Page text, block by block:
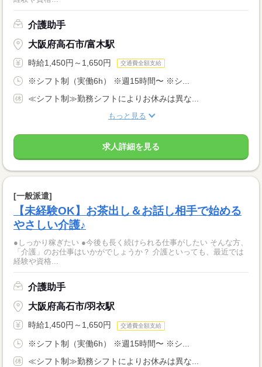
介護助手
大阪府高石市/富木駅
時給1,450円～1,650円 交通費全額支給
※シフト制（実働6h） ※週15時間〜 ※シ...
≪シフト制≫勤務シフトによりお休みは異な...
もっと見る
求人詳細を見る
[一般派遣]
【未経験OK】お茶出し＆お話し相手で始める
やさしい介護♪
●しっかり稼ぎたい ●今後も長く続けられる仕事がしたい そんな方、
「介護」のお仕事はいかがでしょうか？ 介護といっても、最近では
経験や資格...
介護助手
大阪府高石市/羽衣駅
時給1,450円～1,650円 交通費全額支給
※シフト制（実働6h） ※週15時間〜 ※シ...
≪シフト制≫勤務シフトによりお休みは異な...